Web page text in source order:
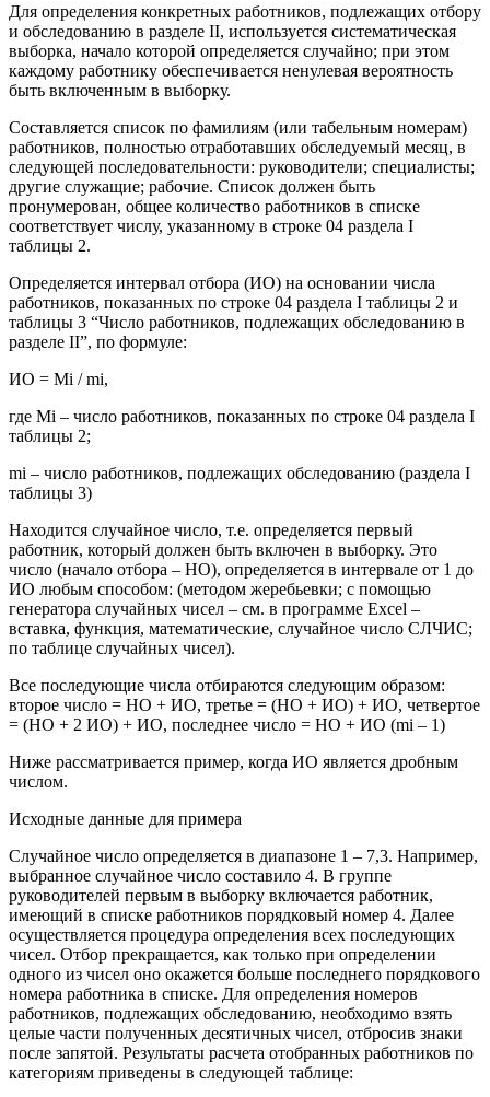
Для определения конкретных работников, подлежащих отбору
и обследованию в разделе II, используется систематическая
выборка, начало которой определяется случайно; при этом
каждому работнику обеспечивается ненулевая вероятность
быть включенным в выборку.
Составляется список по фамилиям (или табельным номерам)
работников, полностью отработавших обследуемый месяц, в
следующей последовательности: руководители; специалисты;
другие служащие; рабочие. Список должен быть
пронумерован, общее количество работников в списке
соответствует числу, указанному в строке 04 раздела I
таблицы 2.
Определяется интервал отбора (ИО) на основании числа
работников, показанных по строке 04 раздела I таблицы 2 и
таблицы 3 “Число работников, подлежащих обследованию в
разделе II”, по формуле:
ИО = Mi / mi,
где Mi – число работников, показанных по строке 04 раздела I
таблицы 2;
mi – число работников, подлежащих обследованию (раздела I
таблицы 3)
Находится случайное число, т.е. определяется первый
работник, который должен быть включен в выборку. Это
число (начало отбора – НО), определяется в интервале от 1 до
ИО любым способом: (методом жеребьевки; с помощью
генератора случайных чисел – см. в программе Excel –
вставка, функция, математические, случайное число СЛЧИС;
по таблице случайных чисел).
Все последующие числа отбираются следующим образом:
второе число = НО + ИО, третье = (НО + ИО) + ИО, четвертое
= (НО + 2 ИО) + ИО, последнее число = НО + ИО (mi – 1)
Ниже рассматривается пример, когда ИО является дробным
числом.
Исходные данные для примера
Случайное число определяется в диапазоне 1 – 7,3. Например,
выбранное случайное число составило 4. В группе
руководителей первым в выборку включается работник,
имеющий в списке работников порядковый номер 4. Далее
осуществляется процедура определения всех последующих
чисел. Отбор прекращается, как только при определении
одного из чисел оно окажется больше последнего порядкового
номера работника в списке. Для определения номеров
работников, подлежащих обследованию, необходимо взять
целые части полученных десятичных чисел, отбросив знаки
после запятой. Результаты расчета отобранных работников по
категориям приведены в следующей таблице: